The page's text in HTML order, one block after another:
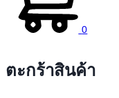
0
ตะกร้าสินค้า